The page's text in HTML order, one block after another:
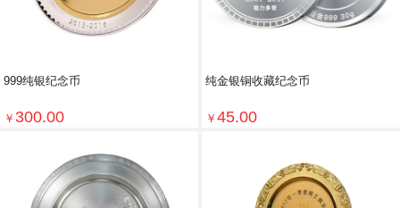
999纯银纪念币
￥ 300.00
纯金银铜收藏纪念币
￥ 45.00